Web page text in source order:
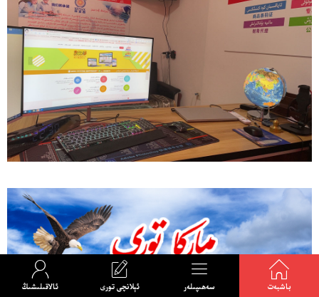

باشبەت

سەھىپىلەر

ئېلانچى تورى

ئالاقىلىشىڭ